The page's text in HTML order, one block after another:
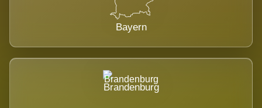
Bayern
Brandenburg